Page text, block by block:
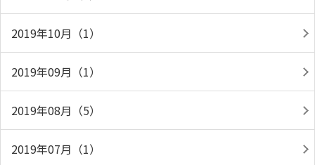
2019年10月（1）
2019年09月（1）
2019年08月（5）
2019年07月（1）